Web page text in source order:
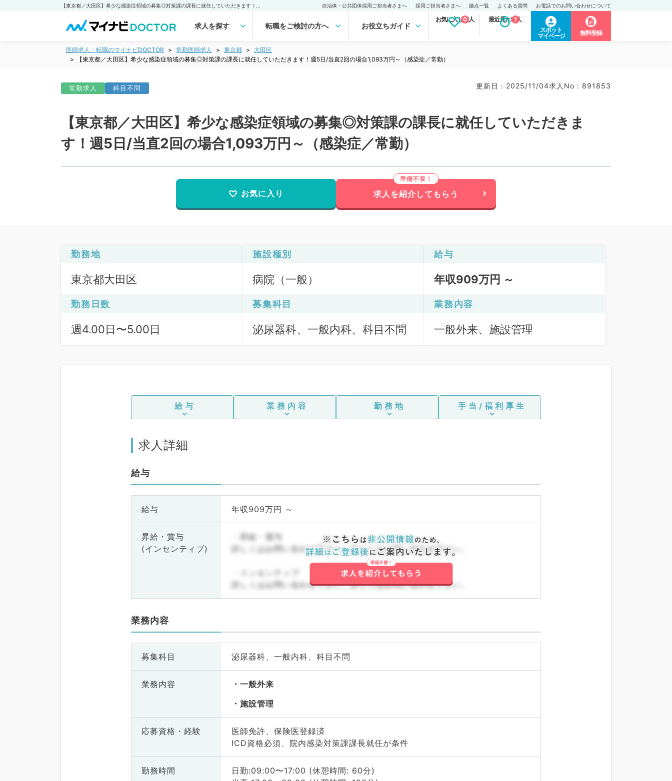
自治体・公共団体採用ご担当者さまへ 採用ご担当者さまへ 拠点一覧 よくある質問 お電話でのお問い合わせについて
求人を探す 転職をご検討の方へ お役立ちガイド
お気に入り求人
0 最近見た求人
1
スポット
マイページ
無料登録
医師求人・転職のマイナビDOCTOR 常勤医師求人 東京都
大田区
【東京都／大田区】希少な感染症領域の募集◎対策課の課長に就任していただきます！週5日/当直2回の場合1,093万円～（感染症／常勤）
常勤求人 科目不問 更新日 : 2025/11/04求人No : 891853
【東京都／大田区】希少な感染症領域の募集◎対策課の課長に就任していただきま
す！週5日/当直2回の場合1,093万円～（感染症／常勤）
お気に入り 求人を紹介してもらう
勤務地
東京都大田区
施設種別
病院（一般）
給与
年収909万円 ～
勤務日数
週4.00日〜5.00日
募集科目
泌尿器科、一般内科、科目不問
業務内容
一般外来、施設管理
給与 業務内容 勤務地 手当/福利厚生
求人詳細
給与
給与 年収909万円 ～
昇給・賞与
(インセンティブ)
・昇給・賞与
詳しくはお問い合わせ下さい。詳しくはお問い合わせ下さい。
・インセンティブ
詳しくはお問い合わせ下さい。詳しくはお問い合わせ下さい。
業務内容
募集科目 泌尿器科、一般内科、科目不問
業務内容
一般外来
施設管理
応募資格・ 経験
医師免許、保険医登録済
ICD資格必須、院内感染対策課課長就任が条件
勤務時間
日勤:09:00〜17:00 (休憩時間: 60分)